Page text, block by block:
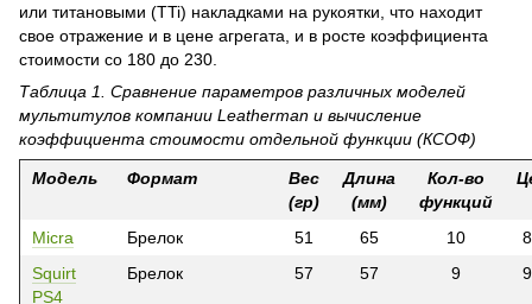
или титановыми (TTi) накладками на рукоятки, что находит
свое отражение и в цене агрегата, и в росте коэффициента
стоимости со 180 до 230.
Таблица 1. Сравнение параметров различных моделей
мультитулов компании Leatherman и вычисление
коэффициента стоимости отдельной функции (КСОФ)
Модель Формат
Вес
(гр)
Длина
(мм)
Кол-во
функций
Micra Брелок 51 65 10
Squirt
PS4
Брелок 57 57 9